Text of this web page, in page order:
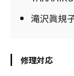
滝沢眞規
修理対応